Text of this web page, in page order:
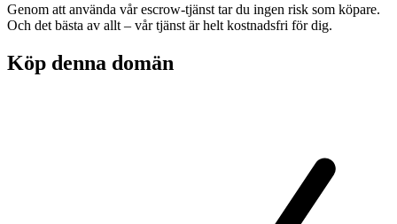
Genom att använda vår escrow-tjänst tar du ingen risk som köpare.
Och det bästa av allt – vår tjänst är helt kostnadsfri för dig.
Köp denna domän